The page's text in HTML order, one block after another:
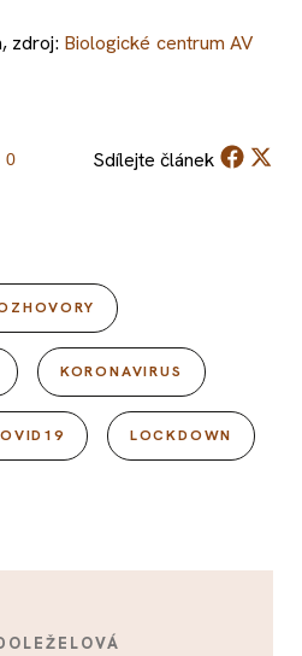
zdroj: Biologické centrum AV
0 Sdílejte článek
KORONAVIRUS
LOCKDOWN